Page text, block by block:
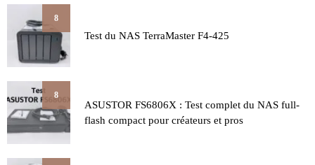
8
Test du NAS TerraMaster F4-425
8
ASUSTOR FS6806X : Test complet du NAS full-
flash compact pour créateurs et pros